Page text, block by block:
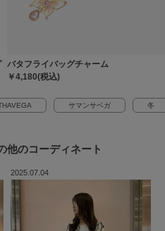
バタフライバッグチャーム
￥4,180(税込)
サマンサベガ 冬
他のコーディネート
2025.07.04